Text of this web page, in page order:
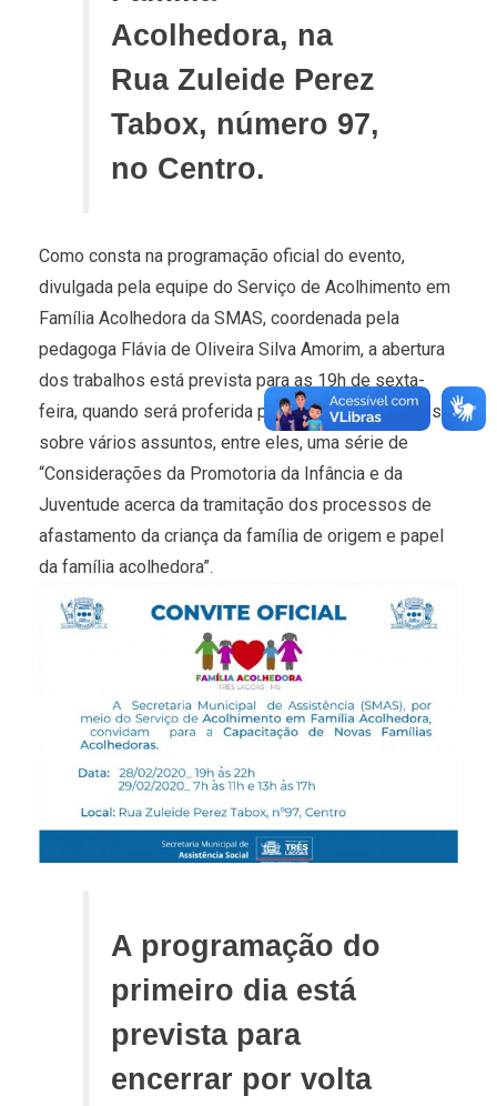
Acolhedora, na
Rua Zuleide Perez
Tabox, número 97,
no Centro.
Como consta na programação oficial do evento,
divulgada pela equipe do Serviço de Acolhimento em
Família Acolhedora da SMAS, coordenada pela
pedagoga Flávia de Oliveira Silva Amorim, a abertura
dos trabalhos está prevista para as 19h de sexta-
feira, quando será proferida palestra de orientações
sobre vários assuntos, entre eles, uma série de
“Considerações da Promotoria da Infância e da
Juventude acerca da tramitação dos processos de
afastamento da criança da família de origem e papel
da família acolhedora”.
A programação do
primeiro dia está
prevista para
encerrar por volta